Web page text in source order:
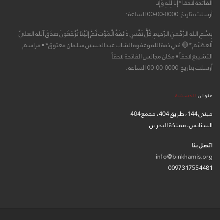
الفاتحة لاحقاً *إِنَّا لِلّهِ وَإِنَّـ
أرسلت بتاريخ: 0000-00-00 الساعة :
بِسْمِ اللهِ الرَّحْمنِ الرَّحِيمِ كُلُّ نَفْسٍ ذَائِقَةُ الْمَوْتِ ثُمَّ إِلَيْنَا تُرْجَعُونَ صدَقَ آلله العليٌ
آلعظيْم *🔴 في ذمة الله وعفوه الشاب عبدالحسين سلمان معتوق* ▪ مراسم
التشييع لاحقاً ▪ مكان مجالس الفاتحة لاحقاً
أرسلت بتاريخ: 0000-00-00 الساعة :
عنوان الحسينية
مبنى 144، طريق 404، مجمع 404
السنابس، مملكة البحرين
اتصل بنا
info@binkhamis.org
0097317554481